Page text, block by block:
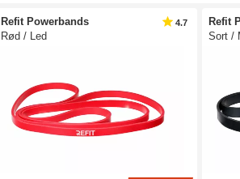
dem ikke - træningselastikkerne kan sagtens
forskellige niveauer, så du kan finde en elastik,
Flade gummibånd, der danner en cirkel, er gode
træning af hofter, arme, skuldre osv. Slanke,
er fremragende til roøvelser og lignende. Flade
Refit Powerbands
Rød / Led
4.7
Refit
Sort /